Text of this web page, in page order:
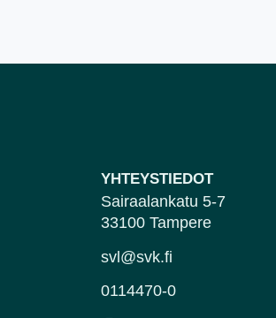
YHTEYSTIEDOT
Sairaalankatu 5-7
33100 Tampere
svl@svk.fi
0114470-0